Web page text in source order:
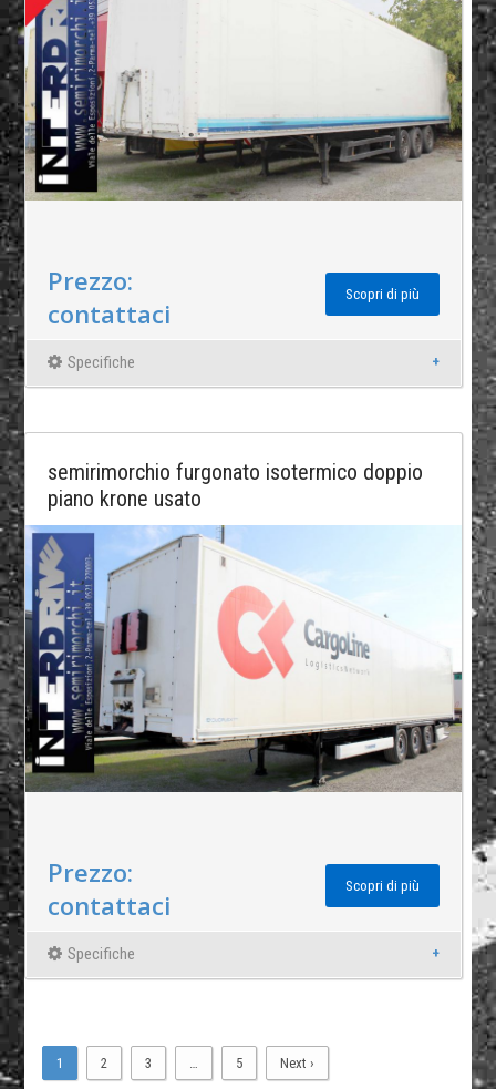
Prezzo:
contattaci
Scopri di più
Specifiche
semirimorchio furgonato isotermico doppio
piano krone usato
Prezzo:
contattaci
Scopri di più
Specifiche
1 2 3 5 Next ›